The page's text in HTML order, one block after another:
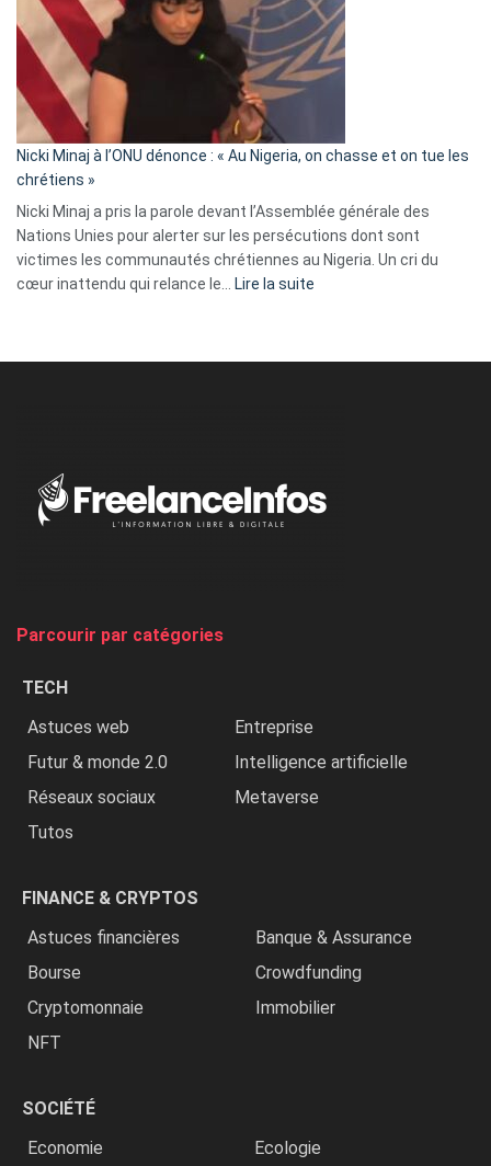
« Zemmour
a
tout
parle
ses
tripes »
Nicki Minaj à l’ONU dénonce : « Au Nigeria, on chasse et on tue les
chrétiens »
Nicki Minaj a pris la parole devant l’Assemblée générale des
Nations Unies pour alerter sur les persécutions dont sont
victimes les communautés chrétiennes au Nigeria. Un cri du
cœur inattendu qui relance le…
Lire la suite
Nigeria,
Parcourir par catégories
TECH
Astuces web
Entreprise
Futur & monde 2.0
Intelligence artificielle
Réseaux sociaux
Metaverse
Tutos
FINANCE & CRYPTOS
Astuces financières
Banque & Assurance
Bourse
Crowdfunding
Cryptomonnaie
Immobilier
NFT
SOCIÉTÉ
Economie
Ecologie